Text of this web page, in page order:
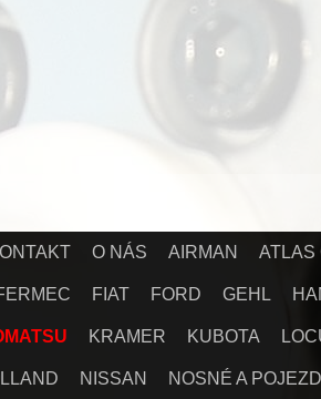
O NÁS AIRMAN ATLAS
FIAT FORD GEHL
KRAMER KUBOTA
NISSAN NOSNÉ A